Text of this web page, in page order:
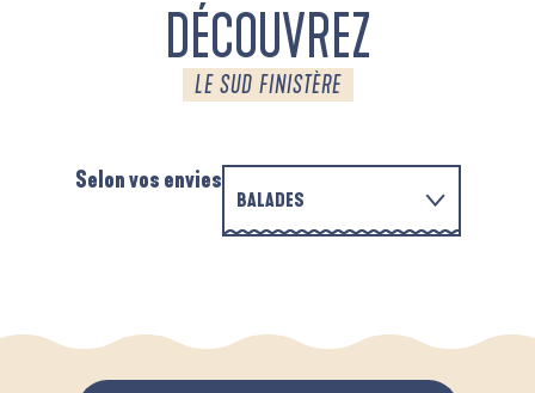
DÉCOUVREZ
LE SUD FINISTÈRE
Selon vos envies
BALADES
QUAND IL PLEUT